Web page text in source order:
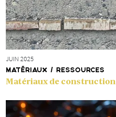
JUIN 2025
MATÉRIAUX / RESSOURCES
Matériaux de construction